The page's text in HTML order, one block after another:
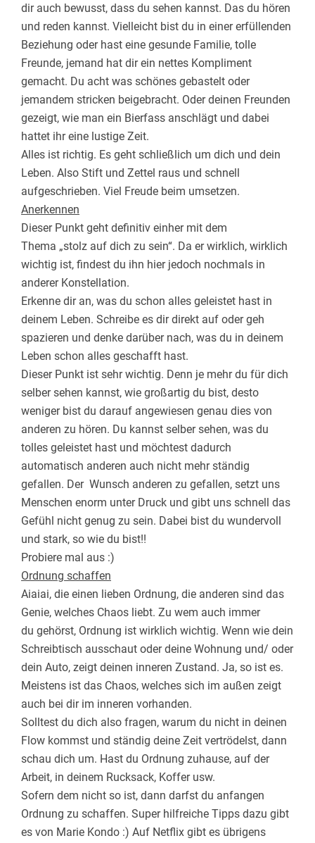
dir auch bewusst, dass du sehen kannst. Das du hören
und reden kannst. Vielleicht bist du in einer erfüllenden
Beziehung oder hast eine gesunde Familie, tolle
Freunde, jemand hat dir ein nettes Kompliment
gemacht. Du acht was schönes gebastelt oder
jemandem stricken beigebracht. Oder deinen Freunden
gezeigt, wie man ein Bierfass anschlägt und dabei
hattet ihr eine lustige Zeit.
Alles ist richtig. Es geht schließlich um dich und dein
Leben. Also Stift und Zettel raus und schnell
aufgeschrieben. Viel Freude beim umsetzen.
Anerkennen
Dieser Punkt geht definitiv einher mit dem
Thema „stolz auf dich zu sein“. Da er wirklich, wirklich
wichtig ist, findest du ihn hier jedoch nochmals in
anderer Konstellation.
Erkenne dir an, was du schon alles geleistet hast in
deinem Leben. Schreibe es dir direkt auf oder geh
spazieren und denke darüber nach, was du in deinem
Leben schon alles geschafft hast.
Dieser Punkt ist sehr wichtig. Denn je mehr du für dich
selber sehen kannst, wie großartig du bist, desto
weniger bist du darauf angewiesen genau dies von
anderen zu hören. Du kannst selber sehen, was du
tolles geleistet hast und möchtest dadurch
automatisch anderen auch nicht mehr ständig
gefallen. Der Wunsch anderen zu gefallen, setzt uns
Menschen enorm unter Druck und gibt uns schnell das
Gefühl nicht genug zu sein. Dabei bist du wundervoll
und stark, so wie du bist!!
Probiere mal aus :)
Ordnung schaffen
Aiaiai, die einen lieben Ordnung, die anderen sind das
Genie, welches Chaos liebt. Zu wem auch immer
du gehörst, Ordnung ist wirklich wichtig. Wenn wie dein
Schreibtisch ausschaut oder deine Wohnung und/ oder
dein Auto, zeigt deinen inneren Zustand. Ja, so ist es.
Meistens ist das Chaos, welches sich im außen zeigt
auch bei dir im inneren vorhanden.
Solltest du dich also fragen, warum du nicht in deinen
Flow kommst und ständig deine Zeit vertrödelst, dann
schau dich um. Hast du Ordnung zuhause, auf der
Arbeit, in deinem Rucksack, Koffer usw.
Sofern dem nicht so ist, dann darfst du anfangen
Ordnung zu schaffen. Super hilfreiche Tipps dazu gibt
es von Marie Kondo :) Auf Netflix gibt es übrigens